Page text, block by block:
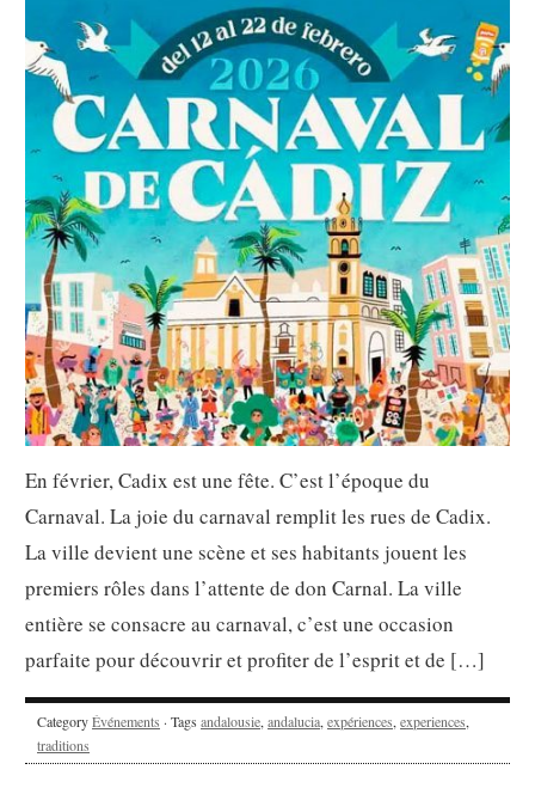
En février, Cadix est une fête. C’est l’époque du
Carnaval. La joie du carnaval remplit les rues de Cadix.
La ville devient une scène et ses habitants jouent les
premiers rôles dans l’attente de don Carnal. La ville
entière se consacre au carnaval, c’est une occasion
parfaite pour découvrir et profiter de l’esprit et de […]
CategoryÉvénements · Tags andalousie, andalucia, expériences, experiences,
traditions